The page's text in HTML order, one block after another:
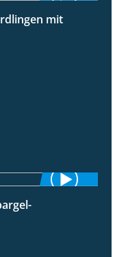
10:51
mit